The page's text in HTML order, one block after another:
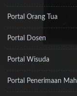
Portal Orang Tua
Portal Dosen
Portal Wisuda
Portal Penerimaan